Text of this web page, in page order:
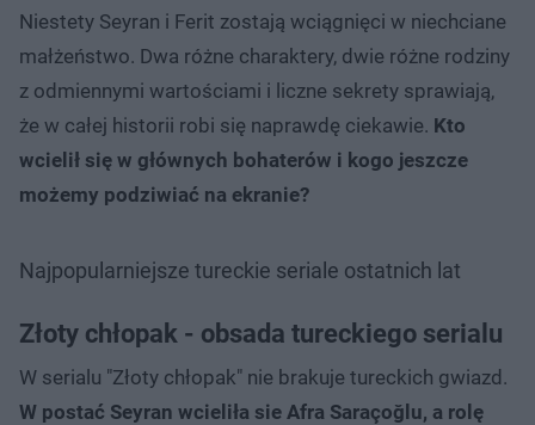
Niestety Seyran i Ferit zostają wciągnięci w niechciane
małżeństwo. Dwa różne charaktery, dwie różne rodziny
z odmiennymi wartościami i liczne sekrety sprawiają,
że w całej historii robi się naprawdę ciekawie. Kto
wcielił się w głównych bohaterów i kogo jeszcze
możemy podziwiać na ekranie?
Najpopularniejsze tureckie seriale ostatnich lat
Złoty chłopak - obsada tureckiego serialu
W serialu "Złoty chłopak" nie brakuje tureckich gwiazd.
W postać Seyran wcieliła sie Afra Saraçoğlu, a rolę